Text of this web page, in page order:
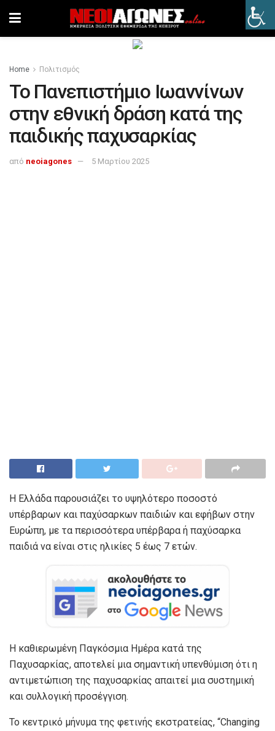
Home Πολιτισμός
Το Πανεπιστήμιο Ιωαννίνων
στην εθνική δράση κατά της
παιδικής παχυσαρκίας
από neoiagones 5 Μαρτίου 2025
Η Ελλάδα παρουσιάζει το υψηλότερο ποσοστό
υπέρβαρων και παχύσαρκων παιδιών και εφήβων στην
Ευρώπη, με τα περισσότερα υπέρβαρα ή παχύσαρκα
παιδιά να είναι στις ηλικίες 5 έως 7 ετών.
Η καθιερωμένη Παγκόσμια Ημέρα κατά της
Παχυσαρκίας, αποτελεί μια σημαντική υπενθύμιση ότι η
αντιμετώπιση της παχυσαρκίας απαιτεί μια συστημική
και συλλογική προσέγγιση.
Το κεντρικό μήνυμα της φετινής εκστρατείας, “Changing